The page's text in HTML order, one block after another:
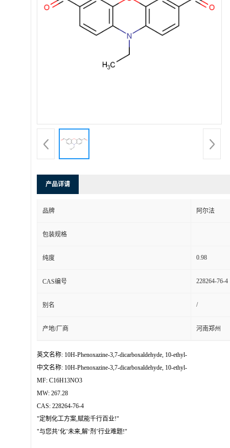
产品详请
品牌 阿尔法
包装规格
纯度 0.98
CAS编号 228264-76-4
别名 /
产地/厂商 河南郑州
英文名称: 10H-Phenoxazine-3,7-dicarboxaldehyde, 10-ethyl-
中文名称: 10H-Phenoxazine-3,7-dicarboxaldehyde, 10-ethyl-
MF: C16H13NO3
MW: 267.28
CAS: 228264-76-4
"定制化工方案,赋能千行百业!"
"与您共‘化’未来,解‘剂’行业难题!"